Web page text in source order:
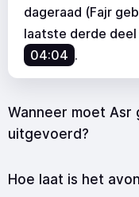
dageraad (Fajr
laatste derde deel
04:04 .
Wanneer moet Asr
uitgevoerd?
Hoe laat is het